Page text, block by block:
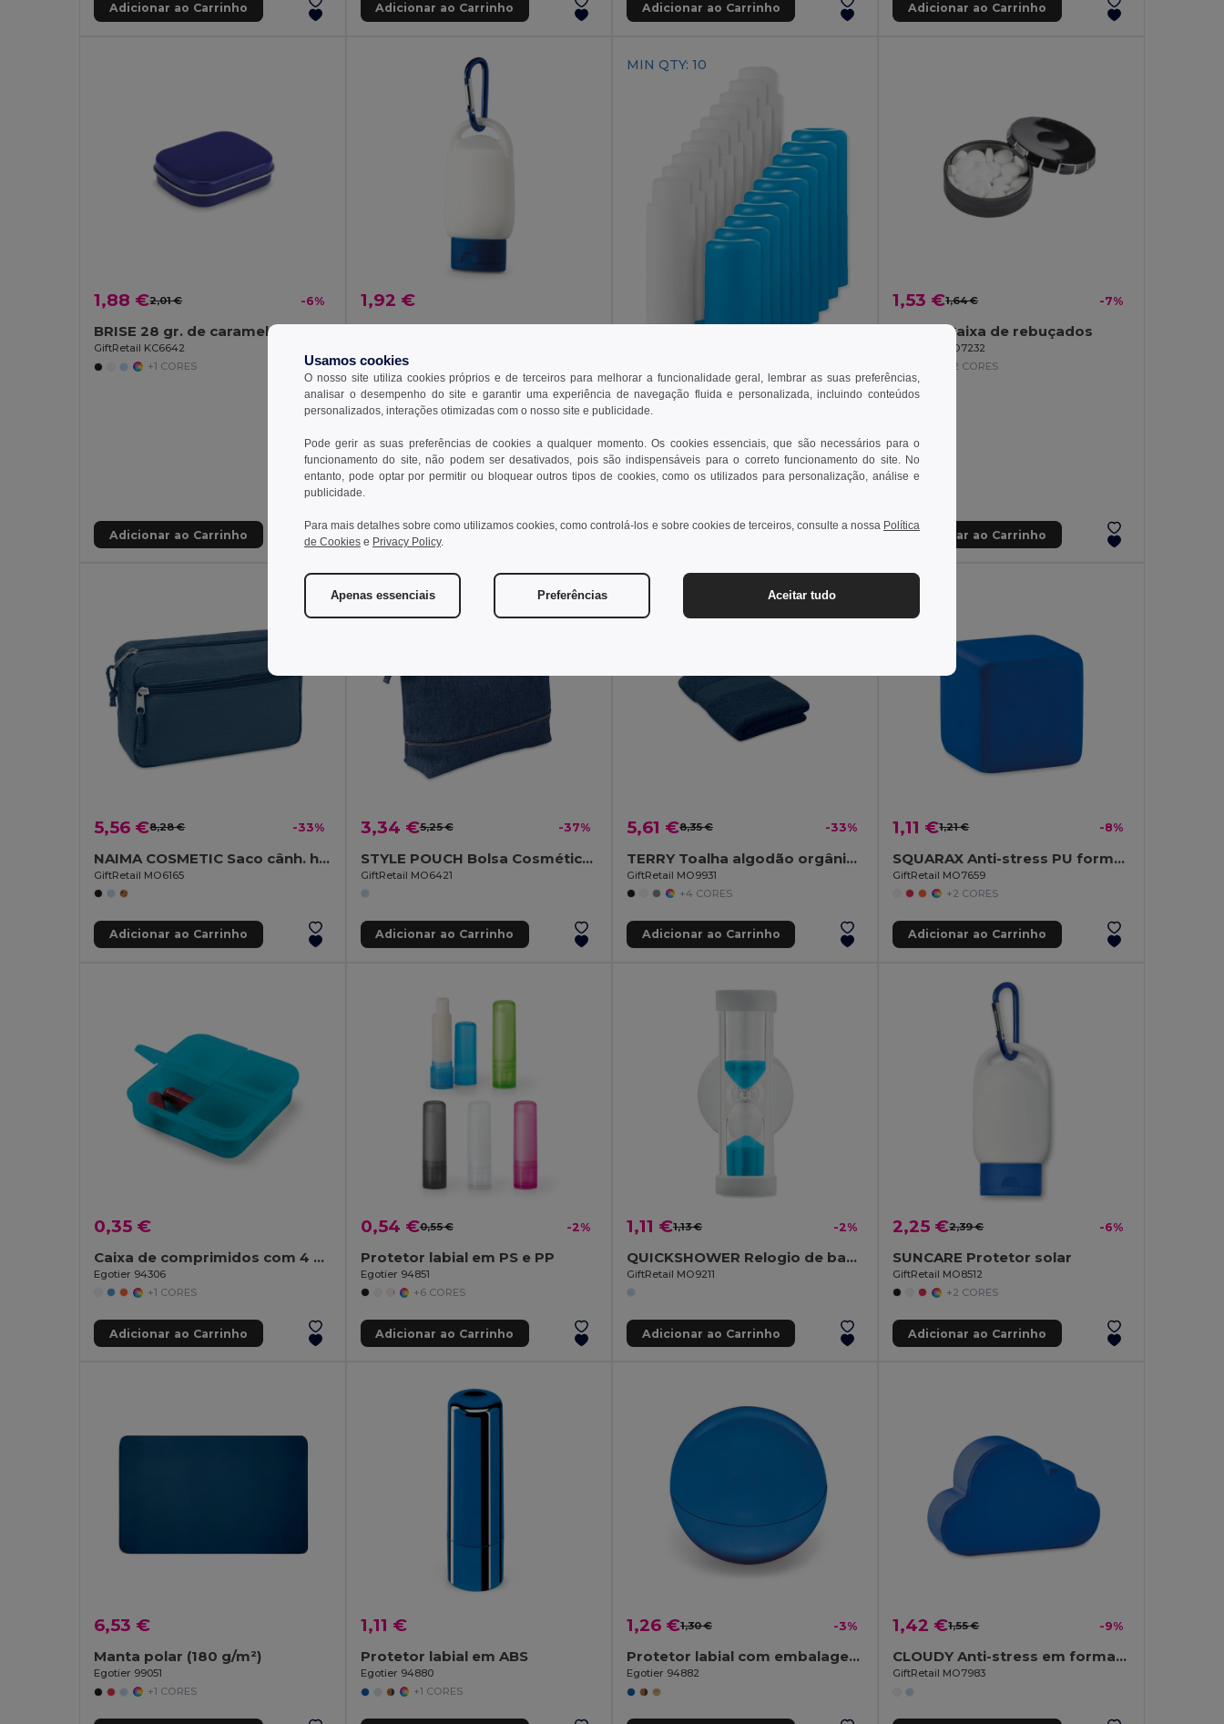
Adicionar ao Carrinho Adicionar ao Carrinho Adicionar ao Carrinho Adicionar ao Carrinho
1,88 €2,01 € -6%
GiftRetail KC6642
+1 CORES
Adicionar ao Carrinho
1,92 €
Adicionar ao Carrinho
MIN QTY: 10
Pack de 10 GiftRetail IT2698
GLOSS Bálsamo Labial Natural com Cores e Proteção SPF10
1,53 €1,64 € -7%
MINTO Caixa de rebuçados
GiftRetail MO7232
+2 CORES
Adicionar ao Carrinho
5,56 €8,28 € -33%
NAIMA COSMETIC Saco cânh. hig. pes. 200g/m²
GiftRetail MO6165
Adicionar ao Carrinho
3,34 €5,25 € -37%
STYLE POUCH Bolsa Cosmética de Algodão Reciclado Denim
GiftRetail MO6421
Adicionar ao Carrinho
5,61 €8,35 € -33%
TERRY Toalha algodão orgânico 100x50
GiftRetail MO9931
+4 CORES
Adicionar ao Carrinho
1,11 €1,21 € -8%
SQUARAX Anti-stress PU forma cubo
GiftRetail MO7659
+2 CORES
Adicionar ao Carrinho
0,35 €
Caixa de comprimidos com 4 divisórias
Egotier 94306
+1 CORES
Adicionar ao Carrinho
0,54 €0,55 € -2%
Protetor labial em PS e PP
Egotier 94851
+6 CORES
Adicionar ao Carrinho
1,11 €1,13 € -2%
QUICKSHOWER Relogio de banho (4min)
GiftRetail MO9211
Adicionar ao Carrinho
2,25 €2,39 € -6%
SUNCARE Protetor solar
GiftRetail MO8512
+2 CORES
Adicionar ao Carrinho
6,53 €
Manta polar (180 g/m²)
Egotier 99051
+1 CORES
1,11 €
Protetor labial em ABS
Egotier 94880
+1 CORES
1,26 €1,30 € -3%
Protetor labial com embalagem em formato esférico em ABS
Egotier 94882
1,42 €1,55 € -9%
CLOUDY Anti-stress em forma de nuvem
GiftRetail MO7983
Usamos cookies
O nosso site utiliza cookies próprios e de terceiros para melhorar a funcionalidade geral, lembrar as suas preferências,
analisar o desempenho do site e garantir uma experiência de navegação fluida e personalizada, incluindo conteúdos
personalizados, interações otimizadas com o nosso site e publicidade.
Pode gerir as suas preferências de cookies a qualquer momento. Os cookies essenciais, que são necessários para o
funcionamento do site, não podem ser desativados, pois são indispensáveis para o correto funcionamento do site. No
entanto, pode optar por permitir ou bloquear outros tipos de cookies, como os utilizados para personalização, análise e
publicidade.
Para mais detalhes sobre como utilizamos cookies, como controlá-los e sobre cookies de terceiros, consulte a nossa Política
de Cookies e Privacy Policy.
Apenas essenciais Preferências Aceitar tudo